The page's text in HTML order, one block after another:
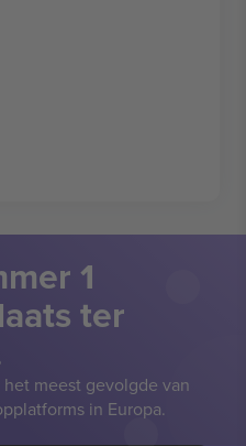
1
ter
meest gevolgde van
in Europa.